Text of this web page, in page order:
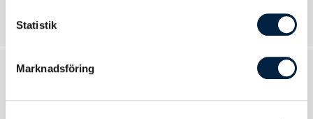
Statistik
Marknadsföring